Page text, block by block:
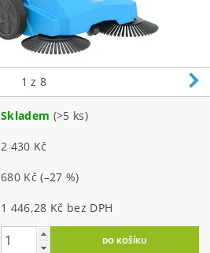
1 z 8
Skladem (>5 ks)
2 430 Kč
680 Kč(–27 %)
1 446,28 Kč bez DPH